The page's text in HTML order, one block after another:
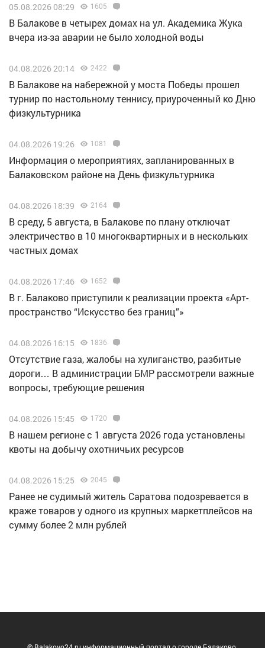
05.08.2026 08:29 1605
В Балакове в четырех домах на ул. Академика Жука
вчера из-за аварии не было холодной воды
04.08.2026 20:14 2422
В Балакове на набережной у моста Победы прошел
турнир по настольному теннису, приуроченный ко Дню
физкультурника
04.08.2026 19:26 1081
Информация о мероприятиях, запланированных в
Балаковском районе на День физкультурника
04.08.2026 18:39 2164
В среду, 5 августа, в Балакове по плану отключат
электричество в 10 многоквартирных и в нескольких
частных домах
04.08.2026 17:46 1652
В г. Балаково приступили к реализации проекта «Арт-
пространство “Искусство без границ”»
04.08.2026 16:15 1836
Отсутствие газа, жалобы на хулиганство, разбитые
дороги… В администрации БМР рассмотрели важные
вопросы, требующие решения
04.08.2026 15:45 1720
В нашем регионе с 1 августа 2026 года установлены
квоты на добычу охотничьих ресурсов
04.08.2026 15:25 2045
Ранее не судимый житель Саратова подозревается в
краже товаров у одного из крупных маркетплейсов на
сумму более 2 млн рублей